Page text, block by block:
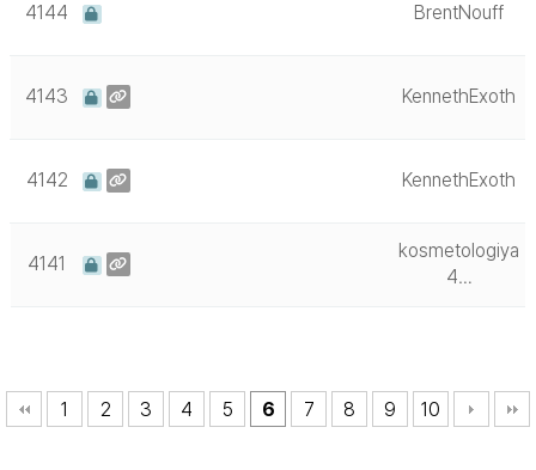
4144 BrentNouff
4143 KennethExoth
4142 KennethExoth
4141
kosmetologiya
4…
1 2 3 4 5 6 7 8 9 10